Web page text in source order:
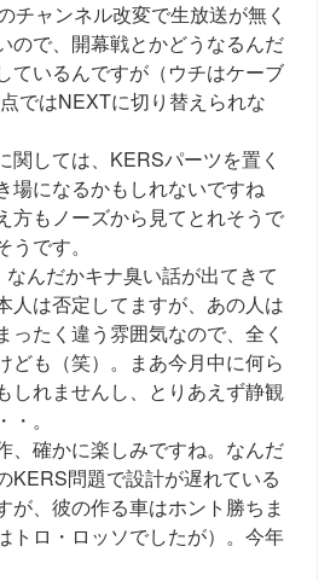
チャンネル改変で生放送が無く
ので、開幕戦とかどうなるんだ
ているんですが（ウチはケーブ
ではNEXTに切り替えられな
関しては、KERSパーツを置く
場になるかもしれないですね
方もノーズから見てとれそうで
です。
んだかキナ臭い話が出てきて
人は否定してますが、あの人は
ったく違う雰囲気なので、全く
ども（笑）。まあ今月中に何ら
しれませんし、とりあえず静観
。
、確かに楽しみですね。なんだ
KERS問題で設計が遅れている
が、彼の作る車はホント勝ちま
トロ・ロッソでしたが）。今年